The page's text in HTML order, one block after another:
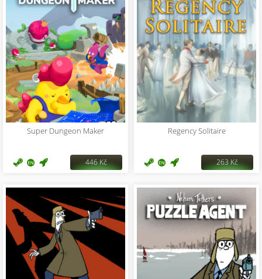
Super Dungeon Maker
446 Kč
Regency Solitaire
263 Kč